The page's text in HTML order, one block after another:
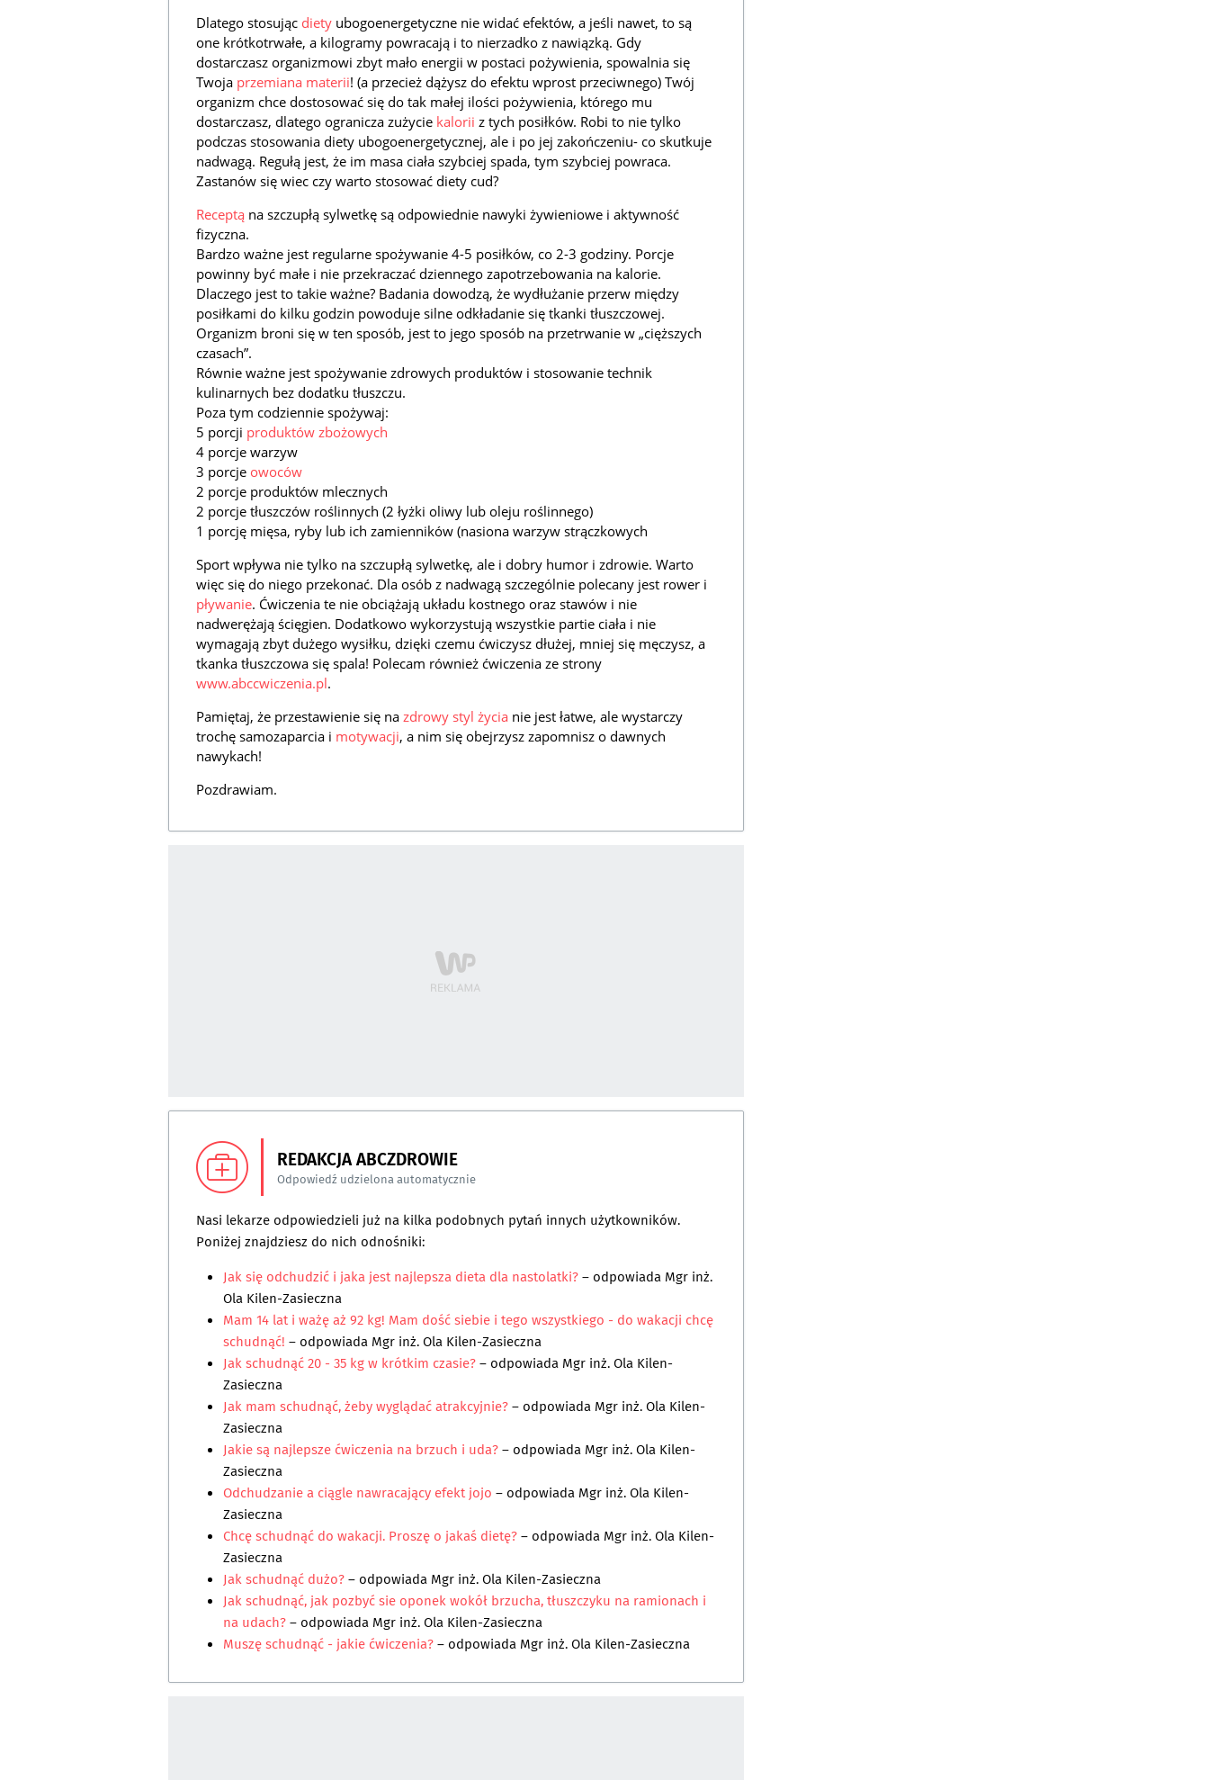
Dlatego stosując diety ubogoenergetyczne nie widać efektów, a jeśli nawet, to są
one krótkotrwałe, a kilogramy powracają i to nierzadko z nawiązką. Gdy
dostarczasz organizmowi zbyt mało energii w postaci pożywienia, spowalnia się
Twoja przemiana materii! (a przecież dążysz do efektu wprost przeciwnego) Twój
organizm chce dostosować się do tak małej ilości pożywienia, którego mu
dostarczasz, dlatego ogranicza zużycie kalorii z tych posiłków. Robi to nie tylko
podczas stosowania diety ubogoenergetycznej, ale i po jej zakończeniu- co skutkuje
nadwagą. Regułą jest, że im masa ciała szybciej spada, tym szybciej powraca.
Zastanów się wiec czy warto stosować diety cud?
Receptą na szczupłą sylwetkę są odpowiednie nawyki żywieniowe i aktywność
fizyczna.
Bardzo ważne jest regularne spożywanie 4-5 posiłków, co 2-3 godziny. Porcje
powinny być małe i nie przekraczać dziennego zapotrzebowania na kalorie.
Dlaczego jest to takie ważne? Badania dowodzą, że wydłużanie przerw między
posiłkami do kilku godzin powoduje silne odkładanie się tkanki tłuszczowej.
Organizm broni się w ten sposób, jest to jego sposób na przetrwanie w „cięższych
czasach”.
Równie ważne jest spożywanie zdrowych produktów i stosowanie technik
kulinarnych bez dodatku tłuszczu.
Poza tym codziennie spożywaj:
5 porcji produktów zbożowych
4 porcje warzyw
3 porcje owoców
2 porcje produktów mlecznych
2 porcje tłuszczów roślinnych (2 łyżki oliwy lub oleju roślinnego)
1 porcję mięsa, ryby lub ich zamienników (nasiona warzyw strączkowych
Sport wpływa nie tylko na szczupłą sylwetkę, ale i dobry humor i zdrowie. Warto
więc się do niego przekonać. Dla osób z nadwagą szczególnie polecany jest rower i
pływanie. Ćwiczenia te nie obciążają układu kostnego oraz stawów i nie
nadwerężają ścięgien. Dodatkowo wykorzystują wszystkie partie ciała i nie
wymagają zbyt dużego wysiłku, dzięki czemu ćwiczysz dłużej, mniej się męczysz, a
tkanka tłuszczowa się spala! Polecam również ćwiczenia ze strony
www.abccwiczenia.pl.
Pamiętaj, że przestawienie się na zdrowy styl życia nie jest łatwe, ale wystarczy
trochę samozaparcia i motywacji, a nim się obejrzysz zapomnisz o dawnych
nawykach!
Pozdrawiam.
REDAKCJA ABCZDROWIE
Odpowiedź udzielona automatycznie
Nasi lekarze odpowiedzieli już na kilka podobnych pytań innych użytkowników.
Poniżej znajdziesz do nich odnośniki:
Jak się odchudzić i jaka jest najlepsza dieta dla nastolatki?– odpowiada Mgr inż.
Ola Kilen-Zasieczna
Mam 14 lat i ważę aż 92 kg! Mam dość siebie i tego wszystkiego - do wakacji chcę
schudnąć! – odpowiada Mgr inż. Ola Kilen-Zasieczna
Jak schudnąć 20 - 35 kg w krótkim czasie?– odpowiada Mgr inż. Ola Kilen-
Zasieczna
Jak mam schudnąć, żeby wyglądać atrakcyjnie?– odpowiada Mgr inż. Ola Kilen-
Zasieczna
Jakie są najlepsze ćwiczenia na brzuch i uda?– odpowiada Mgr inż. Ola Kilen-
Zasieczna
Odchudzanie a ciągle nawracający efekt jojo – odpowiada Mgr inż. Ola Kilen-
Zasieczna
Chcę schudnąć do wakacji. Proszę o jakaś dietę?– odpowiada Mgr inż. Ola Kilen-
Zasieczna
Jak schudnąć dużo?– odpowiada Mgr inż. Ola Kilen-Zasieczna
Jak schudnąć, jak pozbyć sie oponek wokół brzucha, tłuszczyku na ramionach i
na udach?– odpowiada Mgr inż. Ola Kilen-Zasieczna
Muszę schudnąć - jakie ćwiczenia?– odpowiada Mgr inż. Ola Kilen-Zasieczna